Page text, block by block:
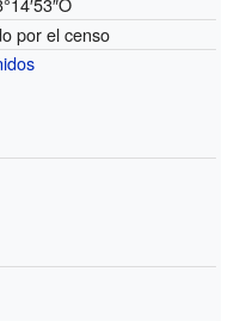
por el censo